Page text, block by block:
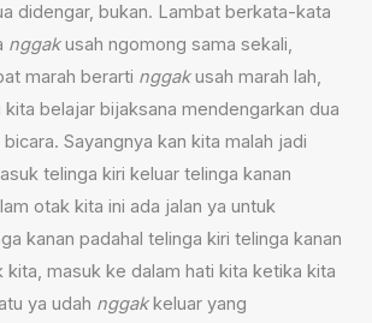
didengar, bukan. Lambat berkata-kata
nggakusah ngomong sama sekali,
marah berarti nggakusah marah lah,
kita belajar bijaksana mendengarkan dua
Sayangnya kan kita malah jadi
telinga kiri keluar telinga kanan
otak kita ini ada jalan ya untuk
kanan padahal telinga kiri telinga kanan
kita, masuk ke dalam hati kita ketika kita
ya udah nggakkeluar yang